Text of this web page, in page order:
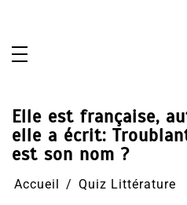
Elle est française,
elle a écrit:
est son nom ?
Accueil Quiz Littérature